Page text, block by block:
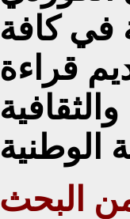
في كافة
قراءة
البحث